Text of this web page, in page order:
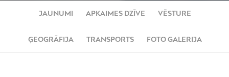
JAUNUMI APKAIMES DZĪVE VĒSTURE
ĢEOGRĀFIJA TRANSPORTS FOTO GALERIJA